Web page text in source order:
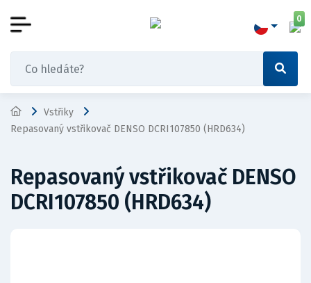
0
Vstřiky
Repasovaný vstřikovač DENSO DCRI107850 (HRD634)
Repasovaný vstřikovač DENSO
DCRI107850 (HRD634)